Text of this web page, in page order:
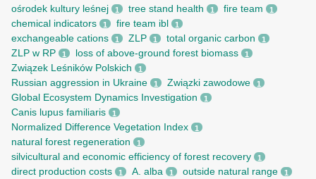
ośrodek kultury leśnej 1 tree stand health 1 fire team 1
chemical indicators 1 fire team ibl 1
exchangeable cations 1 ZLP 1 total organic carbon 1
ZLP w RP 1 loss of above-ground forest biomass 1
Związek Leśników Polskich 1
Russian aggression in Ukraine 1 Związki zawodowe 1
Global Ecosystem Dynamics Investigation 1
Canis lupus familiaris 1
Normalized Difference Vegetation Index 1
natural forest regeneration 1
silvicultural and economic efficiency of forest recovery 1
direct production costs 1 A. alba 1 outside natural range 1